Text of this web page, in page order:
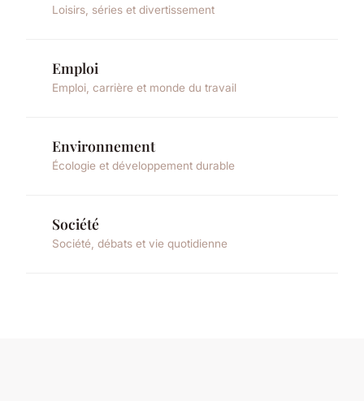
Loisirs, séries et divertissement
Emploi
Emploi, carrière et monde du travail
Environnement
Écologie et développement durable
Société
Société, débats et vie quotidienne